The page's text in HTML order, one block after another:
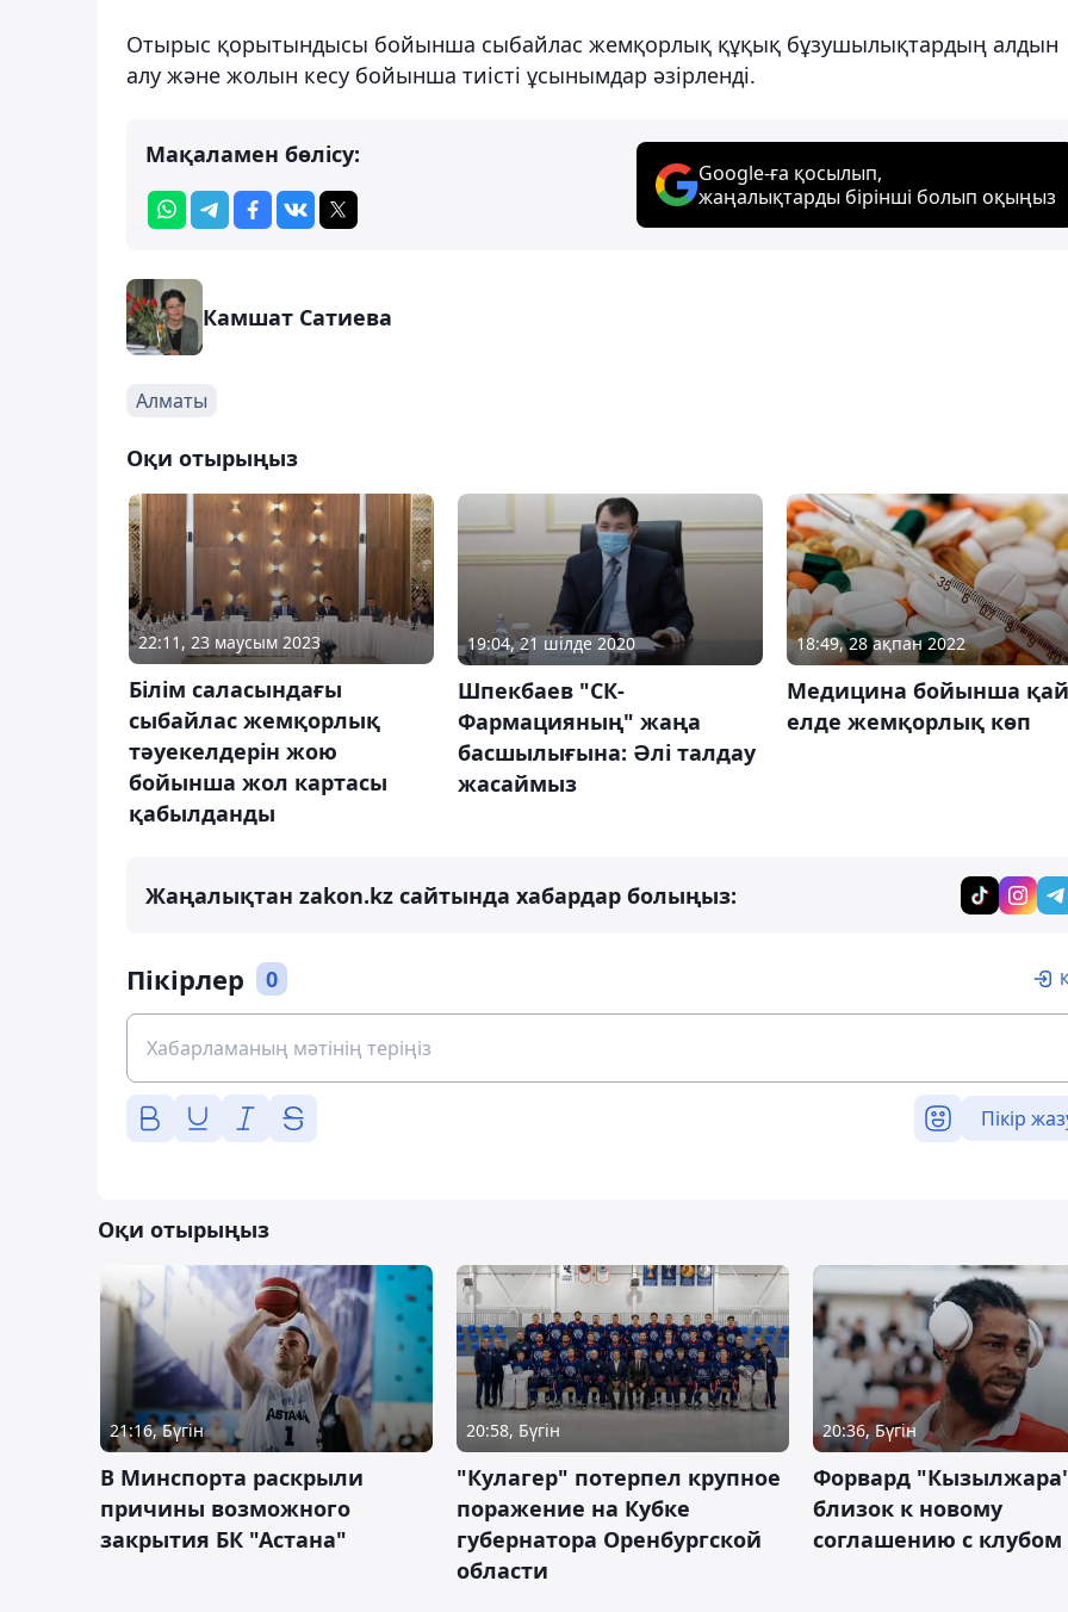
Отырыс қорытындысы бойынша сыбайлас жемқорлық құқық бұзушылықтардың алдын
алу және жолын кесу бойынша тиісті ұсынымдар әзірленді.
Мақаламен бөлісу:
Google-ға қосылып,
жаңалықтарды бірінші болып оқыңыз
Камшат Сатиева
Алматы
Оқи отырыңыз
22:11, 23 маусым 2023
Білім саласындағы
сыбайлас жемқорлық
тәуекелдерін жою
бойынша жол картасы
қабылданды
19:04, 21 шілде 2020
Шпекбаев "СК-
Фармацияның" жаңа
басшылығына: Әлі талдау
жасаймыз
18:49, 28 ақпан 2022
Медицина бойынша қай
елде жемқорлық көп
Жаңалықтан zakon.kz сайтында хабардар болыңыз:
Пікірлер 0
Пікір
Оқи отырыңыз
21:16, Бүгін
В Минспорта раскрыли
причины возможного
закрытия БК "Астана"
20:58, Бүгін
"Кулагер" потерпел крупное
поражение на Кубке
губернатора Оренбургской
области
20:36, Бүгін
Форвард
близок к новому
соглашению с клубом